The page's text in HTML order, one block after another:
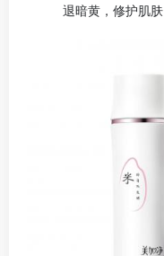
退暗黄，修护肌肤